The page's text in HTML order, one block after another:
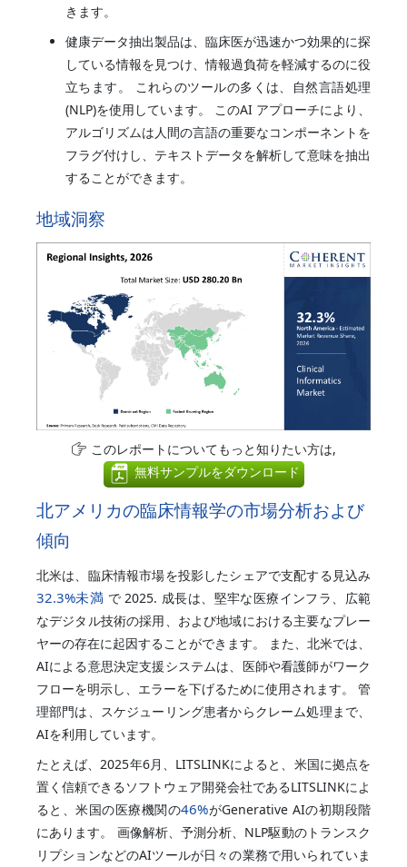
きます。
健康データ抽出製品は、臨床医が迅速かつ効果的に探
している情報を見つけ、情報過負荷を軽減するのに役
立ちます。 これらのツールの多くは、自然言語処理
(NLP)を使用しています。 このAI アプローチにより、
アルゴリズムは人間の言語の重要なコンポーネントを
フラグ付けし、テキストデータを解析して意味を抽出
することができます。
地域洞察
このレポートについてもっと知りたい方は,
無料サンプルをダウンロード
北アメリカの臨床情報学の市場分析および
傾向
北米は、臨床情報市場を投影したシェアで支配する見込み
32.3%未満 で 2025. 成長は、堅牢な医療インフラ、広範
なデジタル技術の採用、および地域における主要なプレー
ヤーの存在に起因することができます。 また、北米では、
AIによる意思決定支援システムは、医師や看護師がワーク
フローを明示し、エラーを下げるために使用されます。 管
理部門は、スケジューリング患者からクレーム処理まで、
AIを利用しています。
たとえば、2025年6月、LITSLINKによると、米国に拠点を
置く信頼できるソフトウェア開発会社であるLITSLINKによ
ると、米国の医療機関の46%がGenerative AIの初期段階
にあります。 画像解析、予測分析、NLP駆動のトランスク
リプションなどのAIツールが日々の業務で用いられていま